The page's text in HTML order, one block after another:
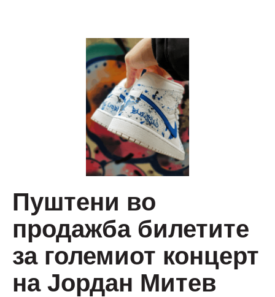
Пуштени во
продажба билетите
за големиот концерт
на Јордан Митев